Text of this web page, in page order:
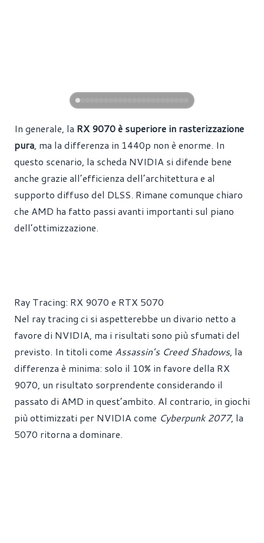
In generale, la RX 9070 è superiore in rasterizzazione
pura, ma la differenza in 1440p non è enorme. In
questo scenario, la scheda NVIDIA si difende bene
anche grazie all’efficienza dell’architettura e al
supporto diffuso del DLSS. Rimane comunque chiaro
che AMD ha fatto passi avanti importanti sul piano
dell’ottimizzazione.
Ray Tracing: RX 9070 e RTX 5070
Nel ray tracing ci si aspetterebbe un divario netto a
favore di NVIDIA, ma i risultati sono più sfumati del
previsto. In titoli come Assassin’s Creed Shadows, la
differenza è minima: solo il 10% in favore della RX
9070, un risultato sorprendente considerando il
passato di AMD in quest’ambito. Al contrario, in giochi
più ottimizzati per NVIDIA come Cyberpunk 2077, la
5070 ritorna a dominare.